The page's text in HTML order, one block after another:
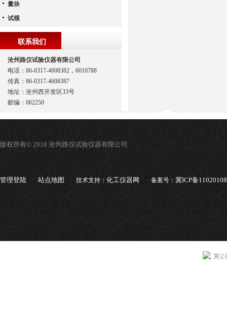
量块
试模
联系我们
沧州路仪试验仪器有限公司
电话：86-0317-4608382，6010788
传真：86-0317-4608387
地址：沧州西开发区33号
邮编：062250
版权所有© 2018 沧州路仪试验仪器有限公司
管理登陆 站点地图 技术支持：化工仪器网 备案号：冀ICP备
冀公